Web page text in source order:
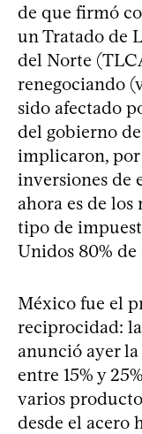
de que firmó
un Tratado de
del Norte
renegociando
sido afectado
del gobierno
implicaron,
inversiones de
ahora es de los
tipo de
Unidos 80% de
México fue el
reciprocidad:
anunció ayer
entre 15% y
varios
desde el acero